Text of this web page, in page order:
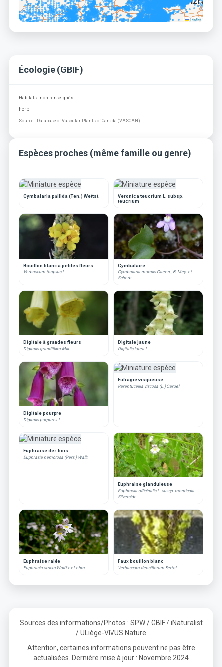
Leaflet
Écologie (GBIF)
Habitats : non renseignés
herb
Source : Database of Vascular Plants of Canada (VASCAN)
Espèces proches (même famille ou genre)
Cymbalaria pallida (Ten.) Wettst.
Veronica teucrium L. subsp.
teucrium
Bouillon blanc à petites fleurs
Verbascum thapsus L.
Cymbalaire
Cymbalaria muralis Gaertn., B. Mey. et
Scherb.
Digitale à grandes fleurs
Digitalis grandiflora Mill.
Digitale jaune
Digitalis lutea L.
Digitale pourpre
Digitalis purpurea L.
Eufragie visqueuse
Parentucellia viscosa (L.) Caruel
Euphraise des bois
Euphrasia nemorosa (Pers.) Wallr.
Euphraise glanduleuse
Euphrasia officinalis L. subsp. monticola
Silverside
Euphraise raide
Euphrasia stricta Wolff ex Lehm.
Faux bouillon blanc
Verbascum densiflorum Bertol.
Sources des informations/Photos : SPW / GBIF / iNaturalist
/ ULiège-VIVUS Nature
Attention, certaines informations peuvent ne pas être
actualisées. Dernière mise à jour : Novembre 2024